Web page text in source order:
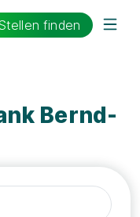
finden
Bernd-